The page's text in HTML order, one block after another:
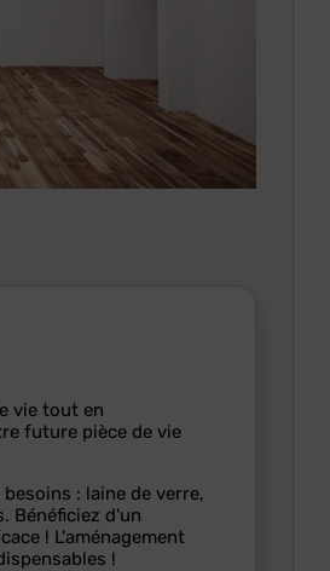
vie tout en
future pièce de vie
: laine de verre,
Bénéficiez d'un
! L'aménagement
!